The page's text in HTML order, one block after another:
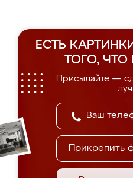
ЕСТЬ
ТОГО,
Присылайте —
Прикрепить